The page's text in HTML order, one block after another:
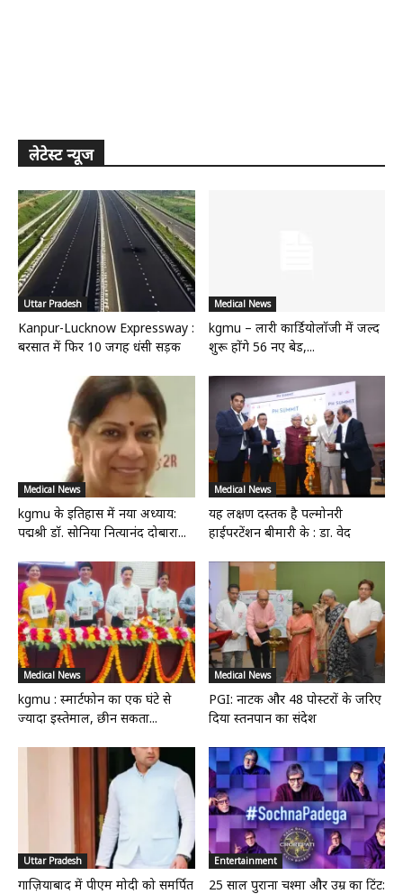
लेटेस्ट न्यूज
Uttar Pradesh
Kanpur-Lucknow Expressway :
बरसात में फिर 10 जगह धंसी सड़क
Medical News
kgmu – लारी कार्डियोलॉजी में जल्द
शुरू होंगे 56 नए बेड,...
Medical News
kgmu के इतिहास में नया अध्याय:
पद्मश्री डॉ. सोनिया नित्यानंद दोबारा...
Medical News
यह लक्षण दस्तक है पल्मोनरी
हाईपरटेंशन बीमारी के : डा. वेद
Medical News
kgmu : स्मार्टफोन का एक घंटे से
ज्यादा इस्तेमाल, छीन सकता...
Medical News
PGI: नाटक और 48 पोस्टरों के जरिए
दिया स्तनपान का संदेश
Uttar Pradesh
गाज़ियाबाद में पीएम मोदी को समर्पित
Entertainment
25 साल पुराना चश्मा और उम्र का टिंट: